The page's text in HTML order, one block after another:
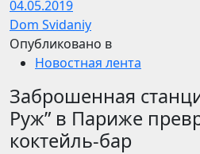
04.05.2019
Dom Svidaniy
Опубликовано в
Новостная лента
Заброшенная
Руж” в Париже
коктейль-бар